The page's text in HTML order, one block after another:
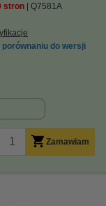
stron Q7581A
porównaniu do wersji
Zamawiam